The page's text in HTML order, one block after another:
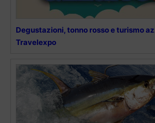
Degustazioni, tonno rosso e turismo
Travelexpo